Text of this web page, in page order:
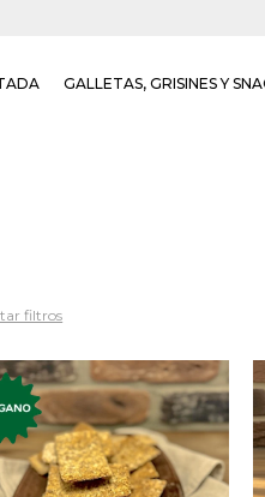
GALLETAS, GRISINES Y
filtros
Galletas premium de